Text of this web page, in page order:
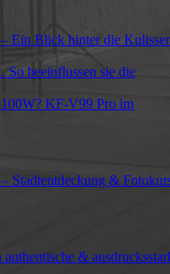
Ein Blick hinter die
beeinflussen sie die
KF-V99 Pro im
Stadtentdeckung &
&